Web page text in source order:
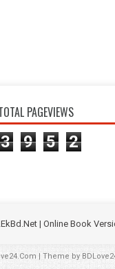
PAGEVIEWS
3 9 5 2
| Online Book
| Theme by